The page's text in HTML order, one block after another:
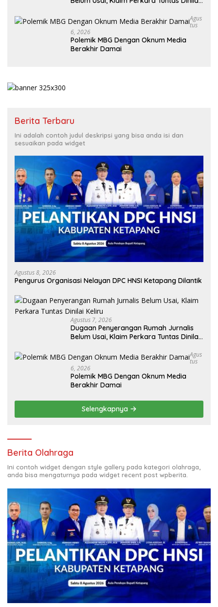
Agus
Tus
6, 2026
Polemik MBG Dengan Oknum Media
Berakhir Damai
Berita Terbaru
Ini adalah contoh judul deskripsi yang bisa anda isi dan
sesuaikan pada widget
Agustus 8, 2026
Pengurus Organisasi Nelayan DPC HNSI Ketapang Dilantik
Agustus 7, 2026
Dugaan Penyerangan Rumah Jurnalis
Belum Usai, Klaim Perkara Tuntas Dinilai
Agus
Tus
6, 2026
Polemik MBG Dengan Oknum Media
Berakhir Damai
Selengkapnya
Berita Olahraga
Ini contoh widget dengan style gallery pada kategori olahraga,
anda bisa mengaturnya pada widget recent post wpberita.